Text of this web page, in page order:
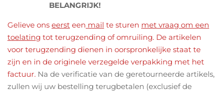
BELANGRIJK!
Gelieve ons eerst een mail te sturen met vraag om een
toelating tot terugzending of omruiling. De artikelen
voor terugzending dienen in oorspronkelijke staat te
zijn en in de originele verzegelde verpakking met het
factuur. Na de verificatie van de geretourneerde artikels,
zullen wij uw bestelling terugbetalen (exclusief de